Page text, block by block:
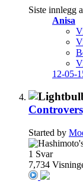
Siste innlegg
Anisa
12-05-
Started by
1 Svar
7,734